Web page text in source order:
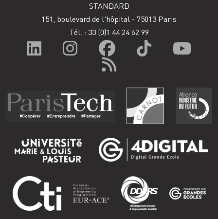
STANDARD
151, boulevard de l'hôpital - 75013 Paris
Tél. : 33 (0)1 44 24 62 99